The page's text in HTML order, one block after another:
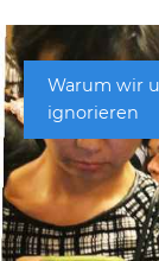
Warum wir
ignorieren